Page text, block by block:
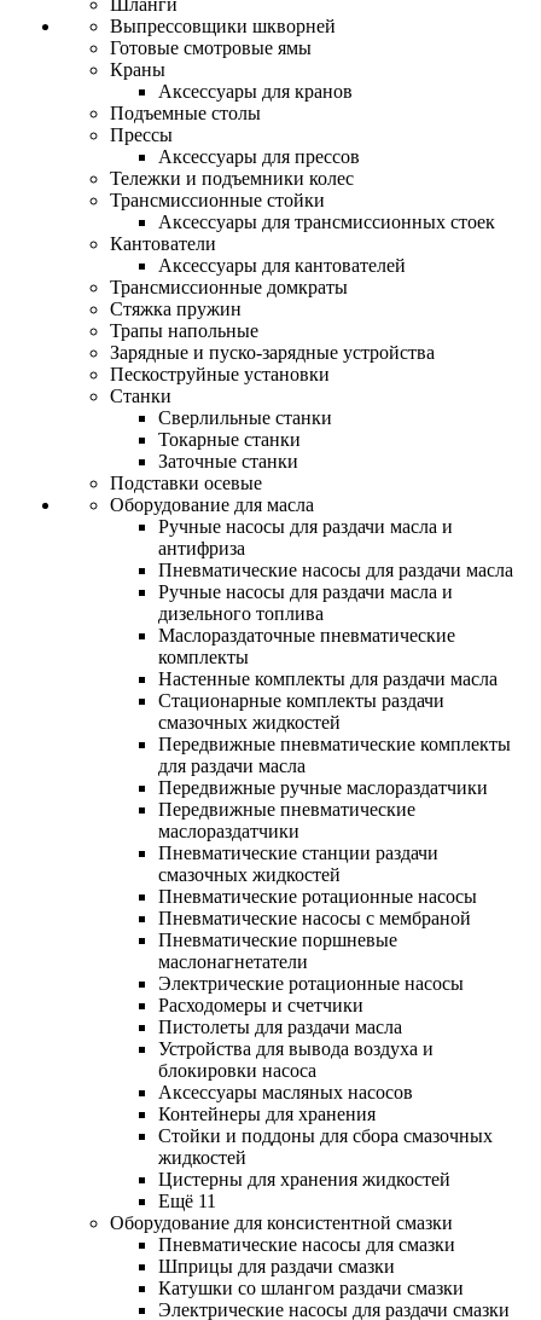
Шланги
Выпрессовщики шкворней
Готовые смотровые ямы
Краны
Аксессуары для кранов
Подъемные столы
Прессы
Аксессуары для прессов
Тележки и подъемники колес
Трансмиссионные стойки
Аксессуары для трансмиссионных стоек
Кантователи
Аксессуары для кантователей
Трансмиссионные домкраты
Стяжка пружин
Трапы напольные
Зарядные и пуско-зарядные устройства
Пескоструйные установки
Станки
Сверлильные станки
Токарные станки
Заточные станки
Подставки осевые
Оборудование для масла
Ручные насосы для раздачи масла и
антифриза
Пневматические насосы для раздачи масла
Ручные насосы для раздачи масла и
дизельного топлива
Маслораздаточные пневматические
комплекты
Настенные комплекты для раздачи масла
Стационарные комплекты раздачи
смазочных жидкостей
Передвижные пневматические комплекты
для раздачи масла
Передвижные ручные маслораздатчики
Передвижные пневматические
маслораздатчики
Пневматические станции раздачи
смазочных жидкостей
Пневматические ротационные насосы
Пневматические насосы с мембраной
Пневматические поршневые
маслонагнетатели
Электрические ротационные насосы
Расходомеры и счетчики
Пистолеты для раздачи масла
Устройства для вывода воздуха и
блокировки насоса
Аксессуары масляных насосов
Контейнеры для хранения
Стойки и поддоны для сбора смазочных
жидкостей
Цистерны для хранения жидкостей
Ещё 11
Оборудование для консистентной смазки
Пневматические насосы для смазки
Шприцы для раздачи смазки
Катушки со шлангом раздачи смазки
Электрические насосы для раздачи смазки